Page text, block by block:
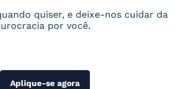
quiser, e deixe-nos cuidar da
por você.
Aplique-se agora